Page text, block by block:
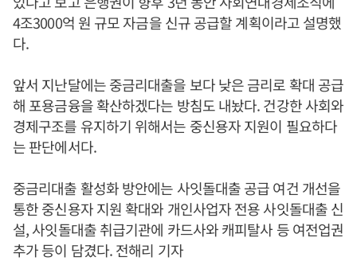
4조3000억 원 규모 자금을 신규 공급할 계획이라고 설명했
다.
앞서 지난달에는 중금리대출을 보다 낮은 금리로 확대 공급
해 포용금융을 확산하겠다는 방침도 내놨다. 건강한 사회와
경제구조를 유지하기 위해서는 중신용자 지원이 필요하다
는 판단에서다.
중금리대출 활성화 방안에는 사잇돌대출 공급 여건 개선을
통한 중신용자 지원 확대와 개인사업자 전용 사잇돌대출 신
설, 사잇돌대출 취급기관에 카드사와 캐피탈사 등 여전업권
추가 등이 담겼다. 전해리 기자